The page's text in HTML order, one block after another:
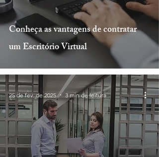
Conheça as vantagens de contratar
um Escritório Virtual
25 de fev. de 2025 3 min de leitura